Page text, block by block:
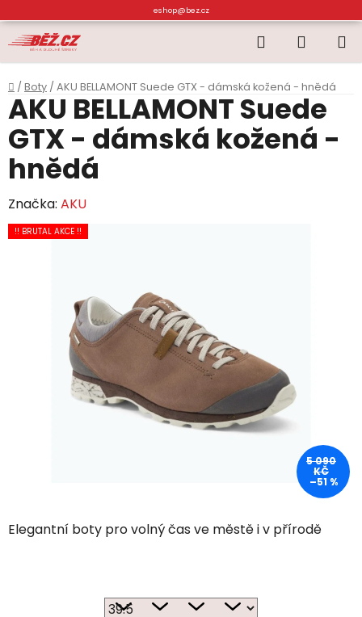
na
obsah
eshop@bez.cz
Hledat
KOŠÍK
Domů
/ Boty / AKU BELLAMONT Suede GTX - dámská kožená - hnědá
Elegantní boty pro volný čas ve městě i v přírodě
AKU BELLAMONT Suede
GTX - dámská kožená -
hnědá
Značka: AKU
!! BRUTAL AKCE !!
5 090
KČ
–51 %